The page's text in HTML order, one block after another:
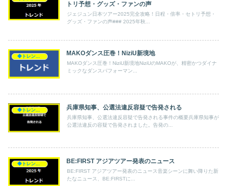
トリ予想・グッズ・ファンの声
ジェジュン日本ツアー2025完全攻略！日程・倍率・セトリ予想・
グッズ・ファンの声### 2025年秋...
MAKOダンス圧巻！NiziU新境地
MAKOダンス圧巻！NiziU新境地NiziUのMAKOが、精密かつダイナ
ミックなダンスパフォーマン...
兵庫県知事、公選法違反容疑で告発される
兵庫県知事、公選法違反容疑で告発される事件の概要兵庫県知事が
公選法違反の容疑で告発されました。告発の...
BE:FIRST アジアツアー発表のニュース
BE:FIRST アジアツアー発表のニュース音楽シーンに舞い降りた新
たなニュース、BE:FIRSTに...